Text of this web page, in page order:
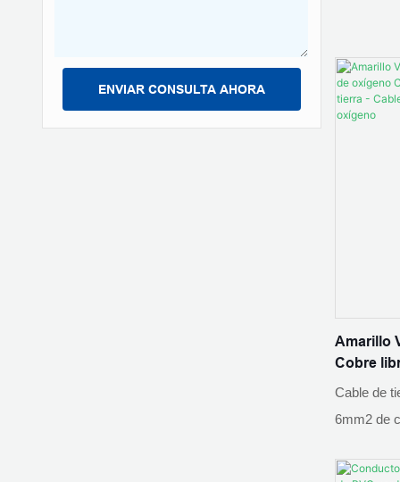
ENVIAR CONSULTA AHORA
Amarillo
Cobre
CE-6
Cable de
6mm2 de
precios